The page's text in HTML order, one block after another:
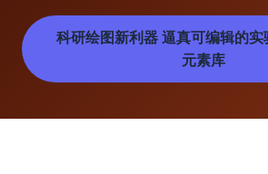
科研绘图新利器 逼真可编辑的
元素库